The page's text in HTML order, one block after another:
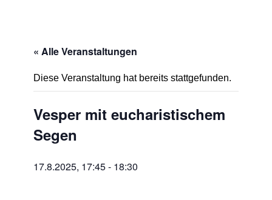
« Alle Veranstaltungen
Diese Veranstaltung hat bereits stattgefunden.
Vesper mit eucharistischem
Segen
17.8.2025, 17:45- 18:30